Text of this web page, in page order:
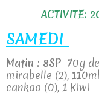
ACTIVITE:
SAMEDI
Matin : 8SP 70g
mirabelle (2),
cankao (0), 1 Kiwi